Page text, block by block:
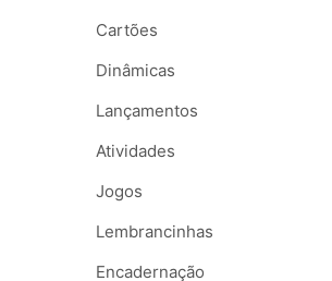
Cartões
Dinâmicas
Lançamentos
Atividades
Jogos
Lembrancinhas
Encadernação